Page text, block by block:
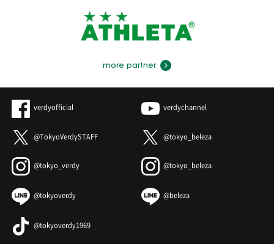
more partner
verdyofficial verdychannel
@TokyoVerdySTAFF @tokyo_beleza
@tokyo_verdy @tokyo_beleza
@tokyoverdy @beleza
@tokyoverdy1969